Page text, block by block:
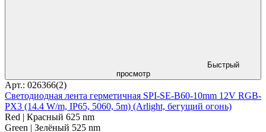
Быстрый
просмотр
Арт.: 026366(2)
Светодиодная лента герметичная SPI-SE-B60-10mm 12V RGB-
PX3 (14.4 W/m, IP65, 5060, 5m) (Arlight, бегущий огонь)
Red | Красный 625 nm
Green | Зелёный 525 nm